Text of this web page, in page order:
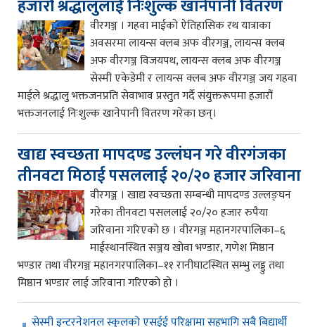
हजारौं श्रद्धालुलाई निःशुल्क खानेपानी वितरण
वीरगञ्ज । गहवा माईको ऐतिहासिक रथ यात्राका
अवसरमा लायन्स क्लब अफ वीरगञ्ज, लायन्स क्लब
अफ वीरगञ्ज विजयपथ, लायन्स क्लब अफ वीरगञ्ज
सेस्मी एकेडेमी र लायन्स क्लब अफ वीरगञ्ज जय गहवा
माईले श्रद्धालु भक्तजनप्रति सेवाभाव प्रस्तुत गर्दै संयुक्तरूपमा हजारौं
भक्तजनलाई निःशुल्क खानेपानी वितरण गरेका छन्।
खाद्य स्वच्छता मापदण्ड उल्लंघन गरे वीरगंजका
तीनवटा मिठाई पसललाई २०/२० हजार जरिवाना
वीरगञ्ज । खाद्य स्वच्छता सम्बन्धी मापदण्ड उल्लङ्घन
गरेका तीनवटा पसललाई २०/२० हजार रुपैया
जरिवाना गरिएको छ । वीरगञ्ज महानगरपालिका–६
माईस्थानस्थित सञ्जय खोवा भण्डार, गणेश मिष्ठान
भण्डार तथा वीरगञ्ज महानगरपालिका–११ रानीघाटस्थित सम्भु लड्डु तथा
मिष्ठान भण्डार लाई जरिवाना गरिएको हो ।
सेस्मी इन्टरनेशनल स्कुलको एसईई परिक्षामा सहभागि सबै बिद्यार्थी